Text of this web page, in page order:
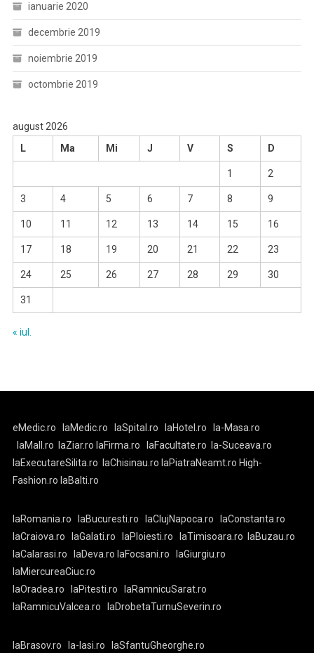
ianuarie 2020
decembrie 2019
noiembrie 2019
octombrie 2019
august 2026
L
Ma Mi J V S D
1 2
3 4 5 6 7 8 9
10 11 12 13 14 15 16
17 18 19 20 21 22 23
24 25 26 27 28 29 30
31
« iul.
eMedic.ro laMedic.ro laSpital.ro laHotel.ro
la-Masa.ro
laMall.ro
laZiar.ro laFirma.ro laFacultate.ro
la-Suceava.ro
laExecutareSilita.ro
laChisinau.ro laPiatraNeamt.ro High-
Fashion.ro laBalti.ro
laRomania.ro laBucuresti.ro laClujNapoca.ro
laConstanta.ro
laCraiova.ro
laGalati.ro laPloiesti.ro laTimisoara.ro
laBuzau.ro
laCalarasi.ro
laDeva.ro laFocsani.ro
laGiurgiu.ro
laMiercureaCiuc.ro
laOradea.ro
laPitesti.ro
laRamnicuSarat.ro
laRamnicuValcea.ro
laDrobetaTurnuSeverin.ro
laBrasov.ro la-Iasi.ro laSfantuGheorghe.ro